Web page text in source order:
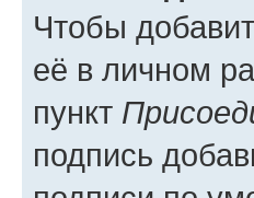
Чтобы
её в личном
пункт
подпись